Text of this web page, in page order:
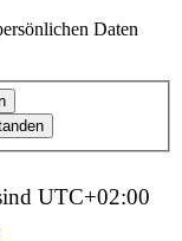
Daten
UTC+02:00